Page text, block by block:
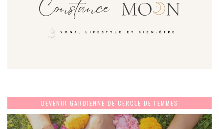
DEVENIR GARDIENNE DE CERCLE DE FEMMES